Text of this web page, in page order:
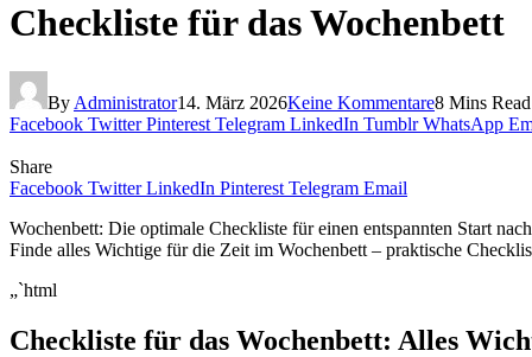
Checkliste für das Wochenbett
By Administrator14. März 2026Keine Kommentare8 Mins Read
Facebook Twitter Pinterest Telegram LinkedIn Tumblr WhatsApp
Share
Facebook Twitter LinkedIn Pinterest Telegram Email
Wochenbett: Die optimale Checkliste für einen entspannten Start
Finde alles Wichtige für die Zeit im Wochenbett – praktische
„`html
Checkliste für das Wochenbett: Alles